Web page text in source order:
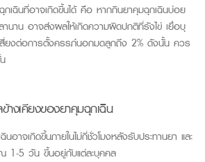
เฉินที่อาจเกิดขึ้นได้ คือ หากกินยาคุมฉุกเฉินบ่อย
ลานาน อาจส่งผลให้เกิดความผิดปกติที่รังไข่ เยื่อบุ
สี่ยงต่อการตั้งครรภ์นอกมดลูกถึง 2% ดังนั้น ควร
ข้างเคียงของยาคุมฉุกเฉิน
อาจเกิดขึ้นภายในไม่กี่ชั่วโมงหลังรับประทานยา และ
1-5 วัน ขึ้นอยู่กับแต่ละบุคคล